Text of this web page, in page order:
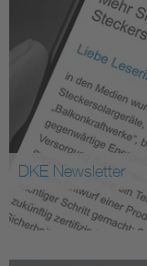
DKE Newsletter